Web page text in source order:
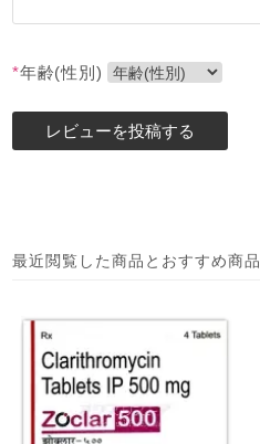
*年齢(性別)
最近閲覧した商品とおすすめ商品